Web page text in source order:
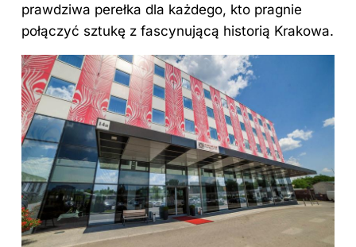
prawdziwa perełka dla każdego, kto pragnie
połączyć sztukę z fascynującą historią Krakowa.